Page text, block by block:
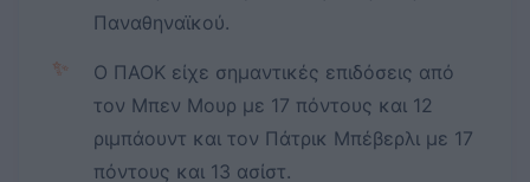
Παναθηναϊκού.
✨
Ο ΠΑΟΚ είχε σημαντικές επιδόσεις από
τον Μπεν Μουρ με 17 πόντους και 12
ριμπάουντ και τον Πάτρικ Μπέβερλι με 17
πόντους και 13 ασίστ.